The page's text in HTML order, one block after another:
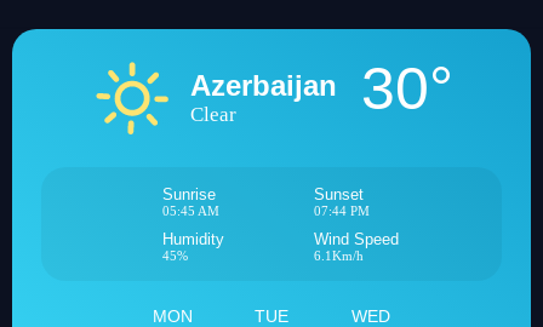
Azerbaijan
Clear 30°
Sunrise
05:45 AM
Sunset
07:44 PM
Humidity
45%
Wind Speed
6.1Km/h
MON TUE WED